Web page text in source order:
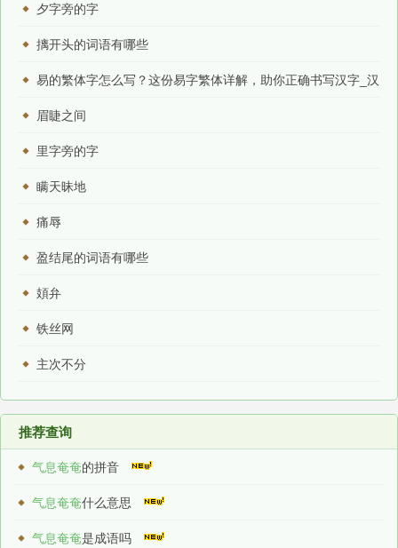
夕字旁的字
摛开头的词语有哪些
易的繁体字怎么写？这份易字繁体详解，助你正确书写汉字_汉
字繁体学习
眉睫之间
里字旁的字
瞒天昧地
痛辱
盈结尾的词语有哪些
頍弁
铁丝网
主次不分
推荐查询
气息奄奄的拼音
气息奄奄什么意思
气息奄奄是成语吗